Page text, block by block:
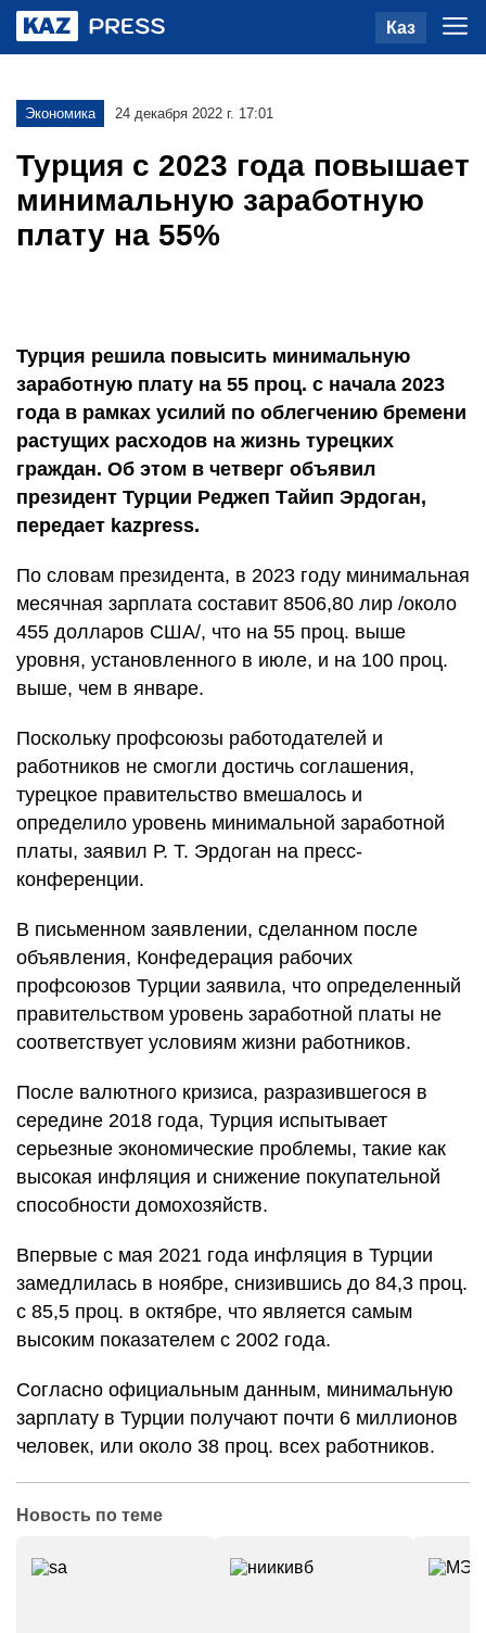
Каз
Экономика 24 декабря 2022 г. 17:01
Турция с 2023 года повышает
минимальную заработную
плату на 55%
Турция решила повысить минимальную
заработную плату на 55 проц. с начала 2023
года в рамках усилий по облегчению бремени
растущих расходов на жизнь турецких
граждан. Об этом в четверг объявил
президент Турции Реджеп Тайип Эрдоган,
передает kazpress.
По словам президента, в 2023 году минимальная
месячная зарплата составит 8506,80 лир /около
455 долларов США/, что на 55 проц. выше
уровня, установленного в июле, и на 100 проц.
выше, чем в январе.
Поскольку профсоюзы работодателей и
работников не смогли достичь соглашения,
турецкое правительство вмешалось и
определило уровень минимальной заработной
платы, заявил Р. Т. Эрдоган на пресс-
конференции.
В письменном заявлении, сделанном после
объявления, Конфедерация рабочих
профсоюзов Турции заявила, что определенный
правительством уровень заработной платы не
соответствует условиям жизни работников.
После валютного кризиса, разразившегося в
середине 2018 года, Турция испытывает
серьезные экономические проблемы, такие как
высокая инфляция и снижение покупательной
способности домохозяйств.
Впервые с мая 2021 года инфляция в Турции
замедлилась в ноябре, снизившись до 84,3 проц.
с 85,5 проц. в октябре, что является самым
высоким показателем с 2002 года.
Согласно официальным данным, минимальную
зарплату в Турции получают почти 6 миллионов
человек, или около 38 проц. всех работников.
Новость по теме